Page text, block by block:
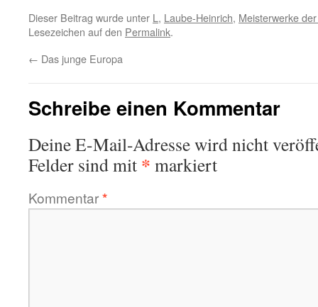
Dieser Beitrag wurde unter L , Laube-Heinrich, Meisterwerke
Lesezeichen auf den Permalink.
← Das junge Europa
Schreibe einen Kommentar
Deine E-Mail-Adresse wird nicht
Felder sind mit * markiert
Kommentar*